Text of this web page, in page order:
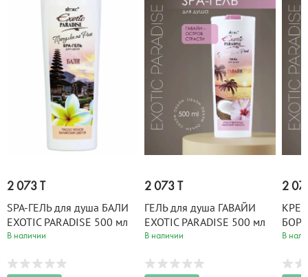
2 073 T
SPA-ГЕЛЬ для душа БАЛИ
EXOTIC PARADISE 500 мл
В наличии
2 073 T
ГЕЛЬ для душа ГАВАЙИ
EXOTIC PARADISE 500 мл
В наличии
2
В